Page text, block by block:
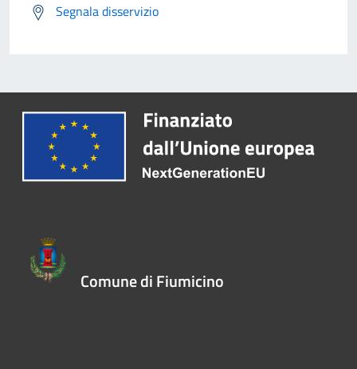
Segnala disservizio
Comune di Fiumicino